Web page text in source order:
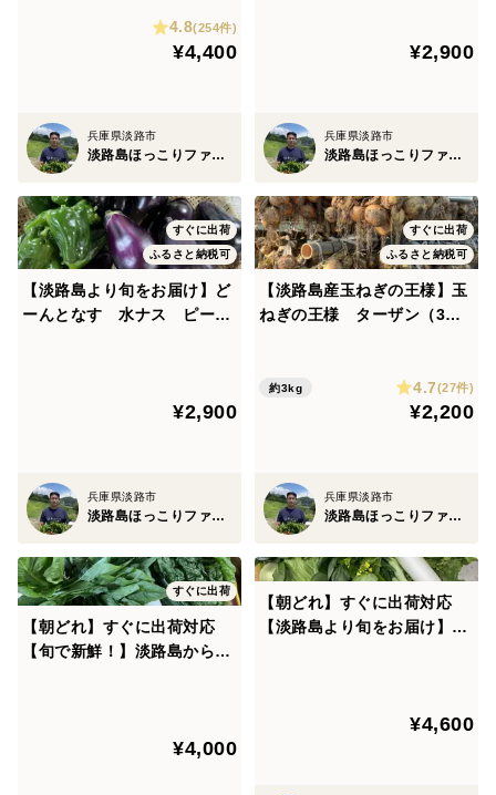
4.8(254件)
¥4,400
兵庫県淡路市
淡路島ほっこりファーム
¥2,900
兵庫県淡路市
淡路島ほっこりファーム
すぐに出荷
ふるさと納税可
【淡路島より旬をお届け】ど
ーんとなす 水ナス ピーマ
¥2,900
兵庫県淡路市
淡路島ほっこりファーム
すぐに出荷
ふるさと納税可
【淡路島産玉ねぎの王様】玉
ねぎの王様 ターザン（3キ
約3kg 4.7(27件)
¥2,200
兵庫県淡路市
淡路島ほっこりファーム
すぐに出荷
【朝どれ】すぐに出荷対応
【旬で新鮮！】淡路島からお
¥4,000
【朝どれ】すぐに出荷対応
【淡路島より旬をお届け】お
¥4,600